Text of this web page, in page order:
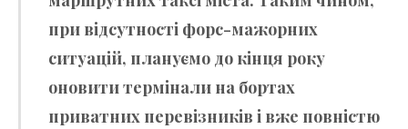
при відсутності форс-мажорних
ситуацій, плануємо до кінця року
оновити термінали на бортах
приватних перевізників і вже повністю